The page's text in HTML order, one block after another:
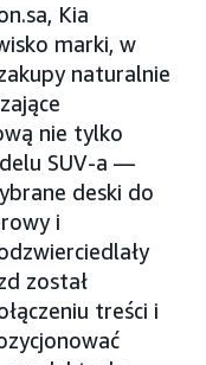
Kia
marki, w
naturalnie
nie tylko
SUV-a —
deski do
i
został
treści i